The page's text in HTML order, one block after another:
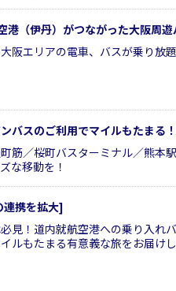
（伊丹）がつながった大阪周
阪エリアの電車、バスが乗り放
バスのご利用でマイルもたまる！
筋／桜町バスターミナル／熊本
な移動を！
連携を拡大]
見！道内就航空港への乗り入れ
ルもたまる有意義な旅をお届けし